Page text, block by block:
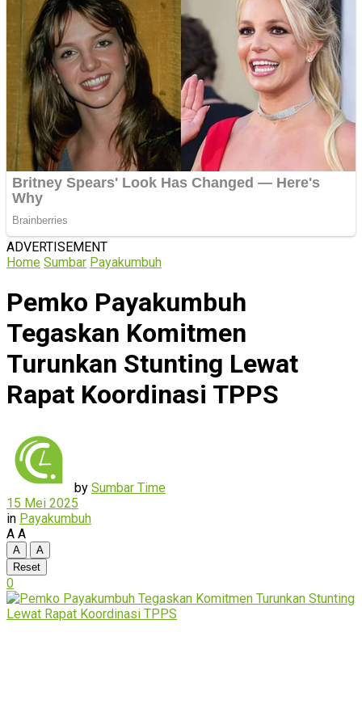
ADVERTISEMENT
Home Sumbar Payakumbuh
Pemko Payakumbuh
Tegaskan Komitmen
Turunkan Stunting Lewat
Rapat Koordinasi TPPS
by Sumbar Time
15 Mei 2025
in Payakumbuh
A A
A
A
Reset
0